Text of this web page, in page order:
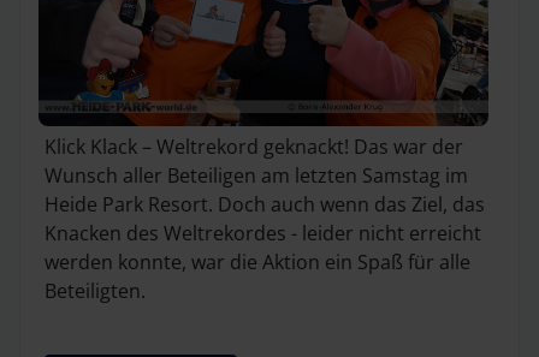
Klick Klack – Weltrekord geknackt! Das war der
Wunsch aller Beteiligen am letzten Samstag im
Heide Park Resort. Doch auch wenn das Ziel, das
Knacken des Weltrekordes - leider nicht erreicht
werden konnte, war die Aktion ein Spaß für alle
Beteiligten.